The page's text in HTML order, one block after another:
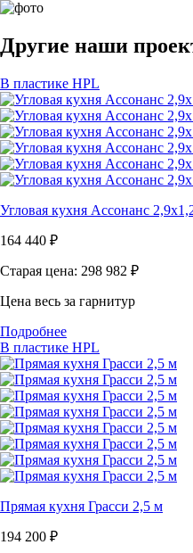
Другие наши
В пластике HPL
Угловая кухня Ассонанс
164 440 ₽
Старая цена: 298 982 ₽
Цена весь за гарнитур
Подробнее
В пластике HPL
Прямая кухня Грасси 2,5 м
194 200 ₽